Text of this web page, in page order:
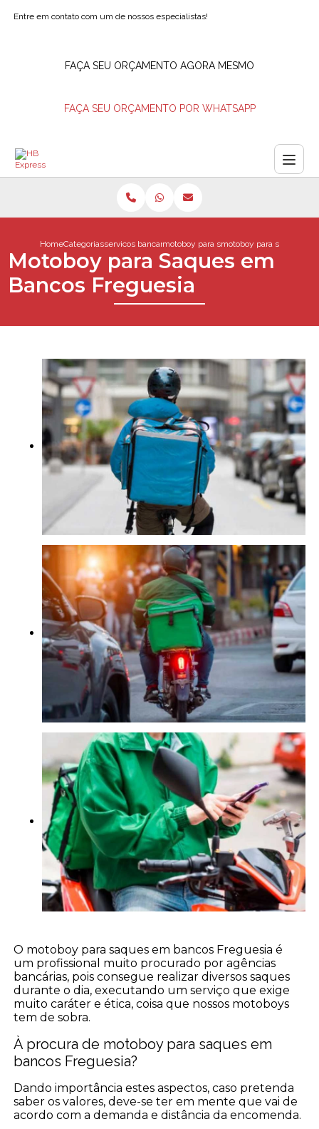
Entre em contato com um de nossos especialistas!
FAÇA SEU ORÇAMENTO AGORA MESMO
FAÇA SEU ORÇAMENTO POR WHATSAPP
HomeCategoriasservicos bancariosmotoboy para saques em bancos
motoboy para saques
Motoboy para Saques em
Bancos Freguesia
O motoboy para saques em bancos Freguesia é
um profissional muito procurado por agências
bancárias, pois consegue realizar diversos saques
durante o dia, executando um serviço que exige
muito caráter e ética, coisa que nossos motoboys
tem de sobra.
À procura de motoboy para saques em
bancos Freguesia?
Dando importância estes aspectos, caso pretenda
saber os valores, deve-se ter em mente que vai de
acordo com a demanda e distância da encomenda.